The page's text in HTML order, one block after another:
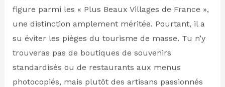
figure parmi les « Plus Beaux Villages de France »,
une distinction amplement méritée. Pourtant, il a
su éviter les pièges du tourisme de masse. Tu n’y
trouveras pas de boutiques de souvenirs
standardisés ou de restaurants aux menus
photocopiés, mais plutôt des artisans passionnés